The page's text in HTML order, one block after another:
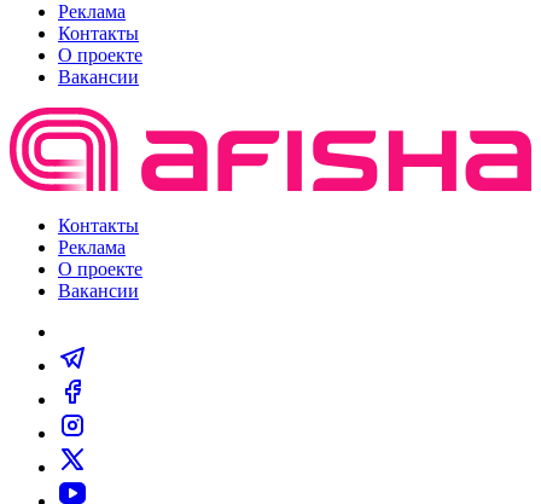
Реклама
Контакты
О проекте
Вакансии
Контакты
Реклама
О проекте
Вакансии